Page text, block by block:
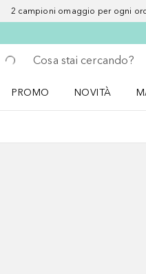
2 campioni omaggio per ogni
Torna indietro
Esegui ricerca
PROMO
NOVITÀ